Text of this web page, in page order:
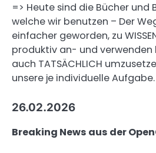
=> Heute sind die Bücher und
welche wir benutzen – Der
einfacher geworden, zu
produktiv an- und verwenden
auch TATSÄCHLICH
unsere je individuelle Aufgabe.
26.02.2026
Breaking News aus der